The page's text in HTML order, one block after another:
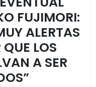
FUJIMORI:
ALERTAS
LOS
A SER